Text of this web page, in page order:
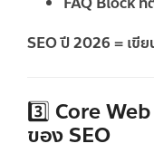
SEO ปี 2026 = เขี
3️⃣ Core
ของ SEO